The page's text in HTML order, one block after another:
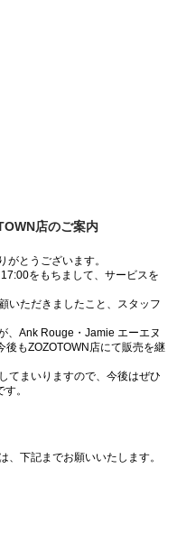
店のご案内
とうございます。
をもちまして、サービスを
いただきましたこと、スタッフ
、Ank Rouge・Jamie エーエヌ
もZOZOTOWN店にて販売を継
てまいりますので、今後はぜひ
。
下記までお願いいたします。